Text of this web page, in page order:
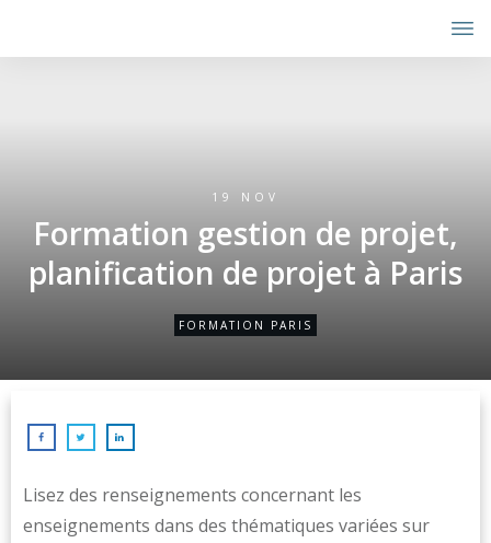
19 NOV
Formation gestion de projet,
planification de projet à Paris
FORMATION PARIS
Lisez des renseignements concernant les
enseignements dans des thématiques variées sur